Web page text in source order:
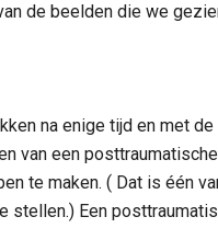
de beelden die we
na enige tijd en met
van een
te maken. ( Dat is één
stellen.) Een